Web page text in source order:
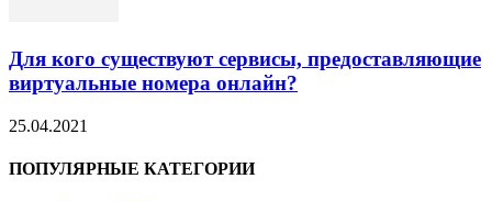
Для кого существуют сервисы, предоставляющие
виртуальные номера онлайн?
25.04.2021
ПОПУЛЯРНЫЕ КАТЕГОРИИ